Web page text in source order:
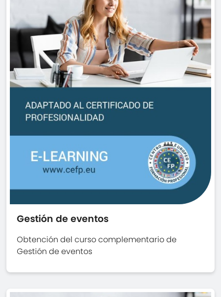
Gestión de eventos
Obtención del curso complementario de
Gestión de eventos